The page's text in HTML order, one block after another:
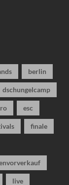
berlin
dschungelcamp
esc
finale
live